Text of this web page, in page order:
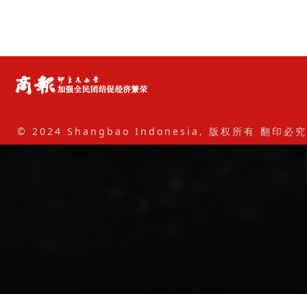
© 2024 Shangbao Indonesia, 版权所有 翻印必